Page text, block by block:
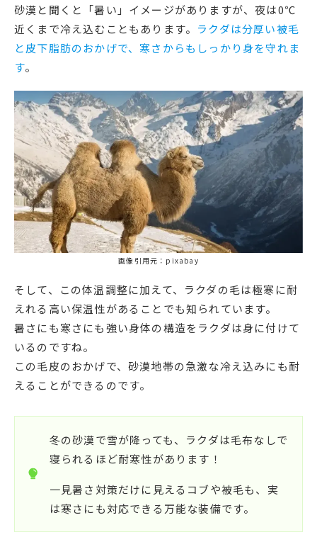
砂漠と聞くと「暑い」イメージがありますが、夜は0℃
近くまで冷え込むこともあります。 ラクダは分厚い被毛
と皮下脂肪のおかげで、寒さからもしっかり身を守れま
す。
画像引用元：pixabay
そして、この体温調整に加えて、ラクダの毛は極寒に耐
えれる高い保温性があることでも知られています。
暑さにも寒さにも強い身体の構造をラクダは身に付けて
いるのですね。
この毛皮のおかげで、砂漠地帯の急激な冷え込みにも耐
えることができるのです。
冬の砂漠で雪が降っても、ラクダは毛布なしで
寝られるほど耐寒性があります！
一見暑さ対策だけに見えるコブや被毛も、実
は寒さにも対応できる万能な装備です。